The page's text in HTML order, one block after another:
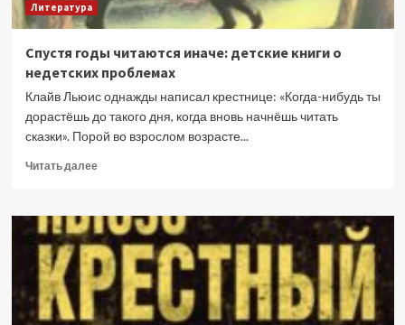
Литература
Спустя годы читаются иначе: детские книги о
недетских проблемах
Клайв Льюис однажды написал крестнице: «Когда-нибудь ты
дорастёшь до такого дня, когда вновь начнёшь читать
сказки». Порой во взрослом возрасте...
Читать далееПрочитать
Спустя
годы
читаются
иначе:
детские
книги
о